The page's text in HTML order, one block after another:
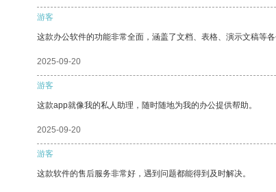
游客
这款办公软件的功能非常全面，涵盖了文档、表格、演示文稿等
2025-09-20
游客
这款app就像我的私人助理，随时随地为我的办公提供帮助。
2025-09-20
游客
这款软件的售后服务非常好，遇到问题都能得到及时解决。